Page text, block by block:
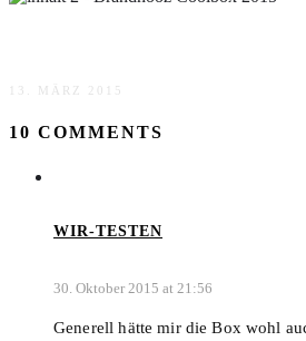
13. MÄRZ 2015
10 COMMENTS
WIR-TESTEN
30. Oktober 2015 at 21:56
Generell hätte mir die Box wohl